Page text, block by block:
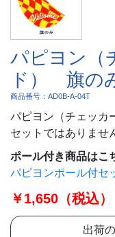
パピヨン（
ド） 旗の
商品番号：AD0B-A-04T
パピヨン（チェッカ
セットではありませ
ポール付き商品はこ
パピヨンポール付セ
￥1,650（税込）
出荷